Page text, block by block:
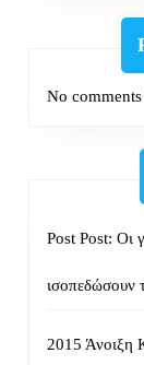
No
Post Post: Οι
ισοπεδώσουν
2015 Άνοιξη